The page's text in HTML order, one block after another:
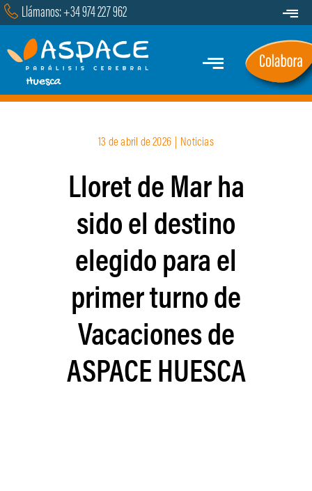
Saltar
contenido
Llámanos: +34 974 227 962
Toggle
Transparencia
Contacto
Toggle
Navigation
Servicios y Programas
Marcha
Actualidad
13 de abril de 2026 Noticias
Lloret de Mar ha
sido el destino
elegido para el
primer turno de
Vacaciones de
ASPACE HUESCA